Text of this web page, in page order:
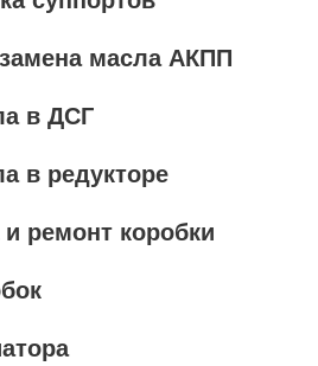
масла АКПП
в ДСГ
в редукторе
и ремонт коробки